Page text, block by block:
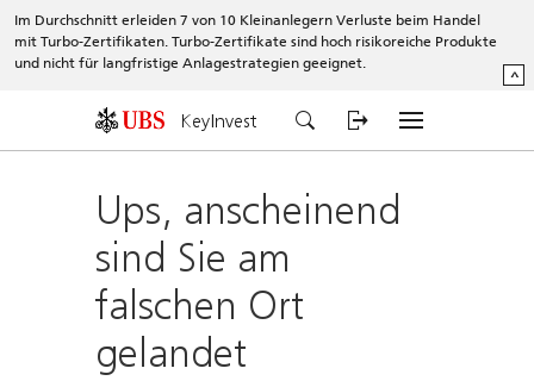
Im Durchschnitt erleiden 7 von 10 Kleinanlegern Verluste beim Handel
mit Turbo-Zertifikaten. Turbo-Zertifikate sind hoch risikoreiche Produkte
und nicht für langfristige Anlagestrategien geeignet.
^
KeyInvest
Ups, anscheinend
sind Sie am
falschen Ort
gelandet